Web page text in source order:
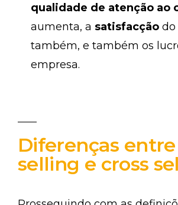
qualidade de atenção ao
aumenta, a satisfacção do
também, e também os
empresa.
Diferenças
selling e cross